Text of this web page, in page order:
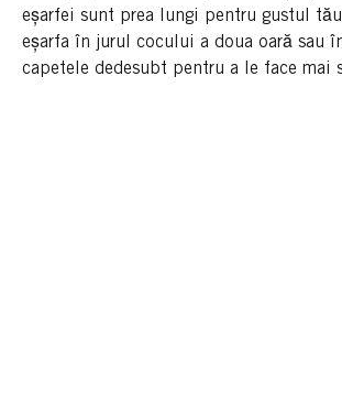
eșarfei sunt prea lungi pentru gustul
eșarfa în jurul cocului a doua oară sau
capetele dedesubt pentru a le face mai